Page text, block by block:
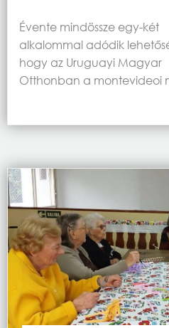
Évente mindössze egy-két
alkalommal adódik
hogy az Uruguayi Magyar
Otthonban a montevideoi